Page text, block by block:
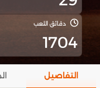
دقائق اللعب
1704
التفاصيل